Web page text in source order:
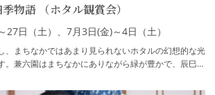
物語 （ホタル観賞会）
27日（土）、7月3日(金)～4日（土）
、まちなかではあまり見られないホタルの幻想的な光
。兼六園はまちなかにありながら緑が豊かで、辰巳用